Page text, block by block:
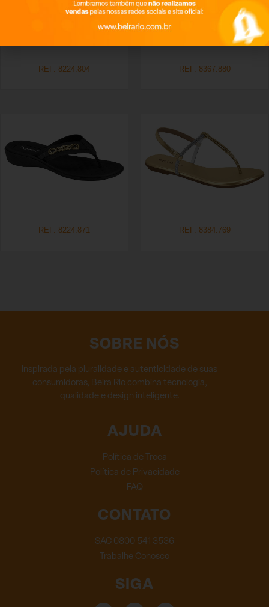
REF. 8224.804 REF. 8367.880
REF. 8224.871 REF. 8384.769
SOBRE NÓS
Inspirada pela pluralidade e autenticidade de suas
consumidoras, Beira Rio combina tecnologia,
qualidade e design inteligente.
AJUDA
Política de Troca
Política de Privacidade
FAQ
CONTATO
SAC 0800 541 3536
Trabalhe Conosco
SIGA